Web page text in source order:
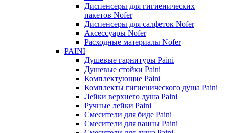
Диспенсеры для гигиенических
пакетов Nofer
Диспенсеры для салфеток Nofer
Аксессуары Nofer
Расходные материалы Nofer
PAINI
Душевые гарнитуры Paini
Душевые стойки Paini
Комплектующие Paini
Комплекты гигиенического душа Paini
Лейки верхнего душа Paini
Ручные лейки Paini
Смесители для биде Paini
Смесители для ванны Paini